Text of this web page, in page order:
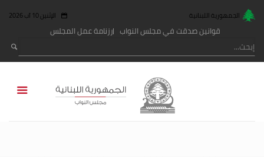
الجمهورية اللبنانية الإثنين 10 آب 2026
قوانين صدقت في مجلس النواب رزنامة عمل المجلس